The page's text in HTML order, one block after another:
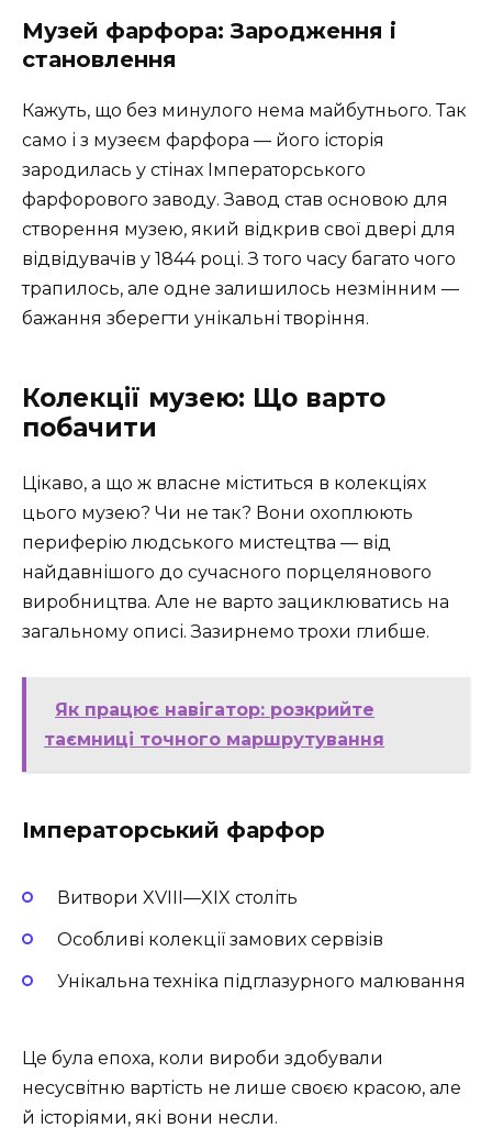
Музей фарфора: Зародження і
становлення
Кажуть, що без минулого нема майбутнього. Так
само і з музеєм фарфора — його історія
зародилась у стінах Імператорського
фарфорового заводу. Завод став основою для
створення музею, який відкрив свої двері для
відвідувачів у 1844 році. З того часу багато чого
трапилось, але одне залишилось незмінним —
бажання зберегти унікальні творіння.
Колекції музею: Що варто
побачити
Цікаво, а що ж власне міститься в колекціях
цього музею? Чи не так? Вони охоплюють
периферію людського мистецтва — від
найдавнішого до сучасного порцелянового
виробництва. Але не варто зациклюватись на
загальному описі. Зазирнемо трохи глибше.
Як працює навігатор: розкрийте
таємниці точного маршрутування
Імператорський фарфор
Витвори XVIII—XIX століть
Особливі колекції замових сервізів
Унікальна техніка підглазурного малювання
Це була епоха, коли вироби здобували
несусвітню вартість не лише своєю красою, але
й історіями, які вони несли.